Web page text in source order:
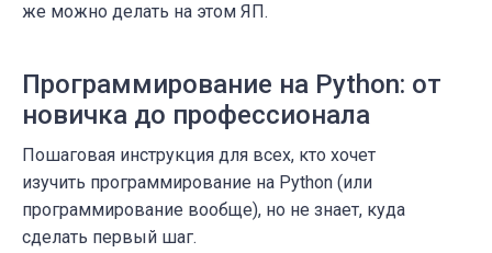
же можно делать на этом ЯП.
Программирование на Python: от
новичка до профессионала
Пошаговая инструкция для всех, кто хочет
изучить программирование на Python (или
программирование вообще), но не знает, куда
сделать первый шаг.